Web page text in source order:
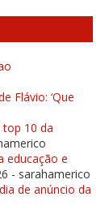
Flávio: ‘Que
top 10 da
educação e
- sarahamerico
de anúncio da